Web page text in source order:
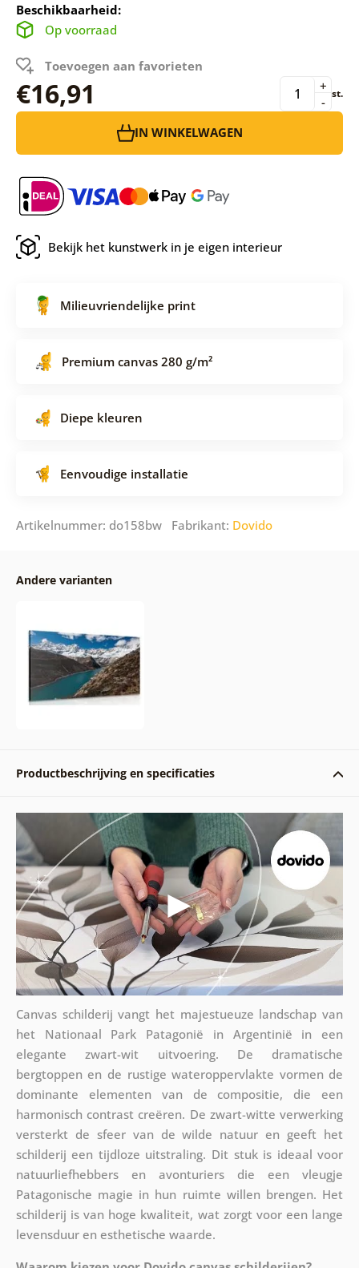
Beschikbaarheid:
Op voorraad
Toevoegen aan favorieten
€16,91 -
+ st.
IN WINKELWAGEN
Bekijk het kunstwerk in je eigen interieur
Milieuvriendelijke print
Premium canvas 280 g/m²
Diepe kleuren
Eenvoudige installatie
Artikelnummer: do158bw Fabrikant: Dovido
Andere varianten
Productbeschrijving en specificaties
Canvas schilderij vangt het majestueuze landschap van
het Nationaal Park Patagonië in Argentinië in een
elegante zwart-wit uitvoering. De dramatische
bergtoppen en de rustige wateroppervlakte vormen de
dominante elementen van de compositie, die een
harmonisch contrast creëren. De zwart-witte verwerking
versterkt de sfeer van de wilde natuur en geeft het
schilderij een tijdloze uitstraling. Dit stuk is ideaal voor
natuurliefhebbers en avonturiers die een vleugje
Patagonische magie in hun ruimte willen brengen. Het
schilderij is van hoge kwaliteit, wat zorgt voor een lange
levensduur en esthetische waarde.